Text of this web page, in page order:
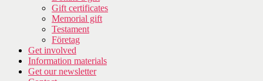
Gift certificates
Memorial gift
Testament
Företag
Get involved
Information materials
Get our newsletter